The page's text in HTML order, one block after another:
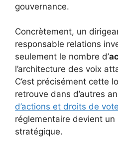
gouvernance.
Concrètement, un
responsable relations
seulement le nombre d’
l’architecture des voix
C’est précisément cette
retrouve dans d’autres
d’actions et droits de vote
réglementaire devient
stratégique.